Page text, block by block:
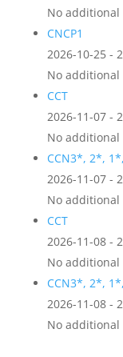
No
CNCP1
2026-10-25 -
No
CCT
2026-11-07 -
No
CCN3*, 2*,
2026-11-07 -
No
CCT
2026-11-08 -
No
CCN3*, 2*,
2026-11-08 -
No